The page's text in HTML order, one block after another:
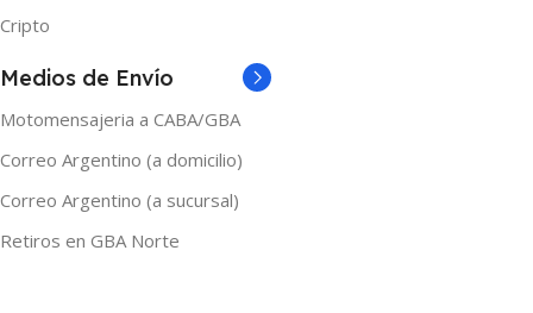
120ml,30ml,60ml
Cripto
Medios de Envío
Motomensajeria a CABA/GBA
Correo Argentino (a domicilio)
Correo Argentino (a sucursal)
Retiros en GBA Norte